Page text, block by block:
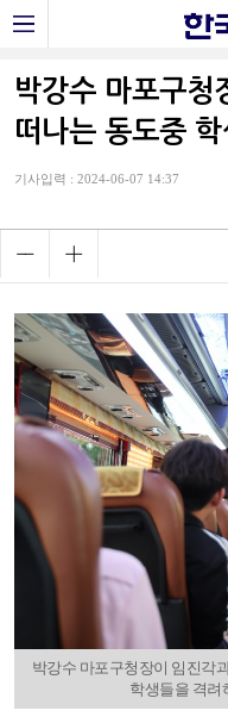
박강수 마포구청
떠나는 동도중 학
기사입력 : 2024-06-07 14:37
박강수 마포구청장이 임진각
학생들을 격려